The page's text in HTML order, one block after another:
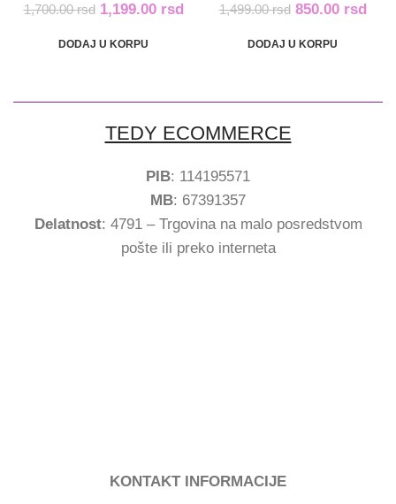
1,700.00rsd 1,199.00 rsd
DODAJ U KORPU
1,499.00rsd 850.00 rsd
DODAJ U KORPU
TEDY ECOMMERCE
PIB: 114195571
MB: 67391357
Delatnost: 4791 – Trgovina na malo posredstvom
pošte ili preko interneta
KONTAKT INFORMACIJE